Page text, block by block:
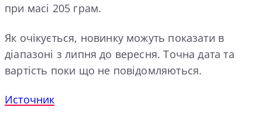
при масі 205 грам.
Як очікується, новинку можуть показати в
діапазоні з липня до вересня. Точна дата та
вартість поки що не повідомляються.
Источник